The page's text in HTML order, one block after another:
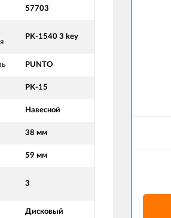
57703
PK-1540 3 key
PUNTO
PK-15
Навесной
38 мм
59 мм
3
Дисковый